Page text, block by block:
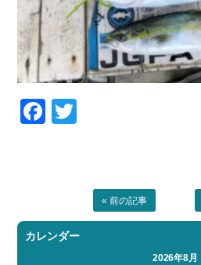
Facebook
« 前の記事
カレンダー
2026年8月